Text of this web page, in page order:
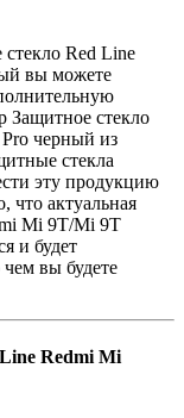
Red Line
вы можете
Защитное стекло
черный из
стекла
эту продукцию
что актуальная
Mi 9T/Mi 9T
и будет
чем вы будете
Redmi Mi